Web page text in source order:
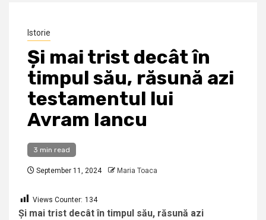
Istorie
Și mai trist decât în
timpul său, răsună azi
testamentul lui
Avram Iancu
3 min read
September 11, 2024 Maria Toaca
Views Counter: 134
Și mai trist decât în timpul său, răsună azi